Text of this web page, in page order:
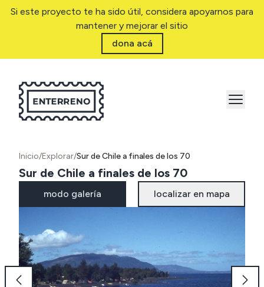
Si este proyecto te ha sido útil, considera apoyarnos para
mantener y mejorar el sitio
dona acá
Inicio/Explorar/Sur de Chile a finales de los 70
Sur de Chile a finales de los 70
modo galería localizar en mapa